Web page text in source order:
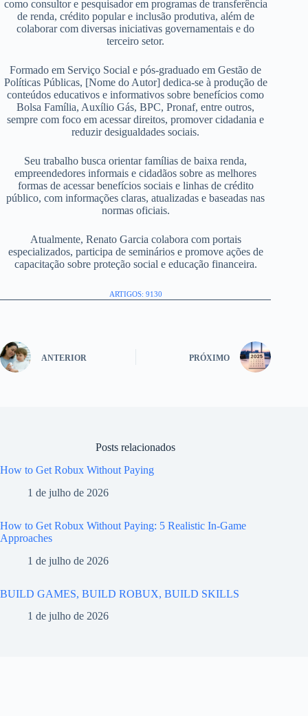
como consultor e pesquisador em programas de transferência
de renda, crédito popular e inclusão produtiva, além de
colaborar com diversas iniciativas governamentais e do
terceiro setor.
Formado em Serviço Social e pós-graduado em Gestão de
Políticas Públicas, [Nome do Autor] dedica-se à produção de
conteúdos educativos e informativos sobre benefícios como
Bolsa Família, Auxílio Gás, BPC, Pronaf, entre outros,
sempre com foco em acessar direitos, promover cidadania e
reduzir desigualdades sociais.
Seu trabalho busca orientar famílias de baixa renda,
empreendedores informais e cidadãos sobre as melhores
formas de acessar benefícios sociais e linhas de crédito
público, com informações claras, atualizadas e baseadas nas
normas oficiais.
Atualmente, Renato Garcia colabora com portais
especializados, participa de seminários e promove ações de
capacitação sobre proteção social e educação financeira.
ARTIGOS: 9130
ANTERIOR PRÓXIMO
Posts relacionados
How to Get Robux Without Paying
1 de julho de 2026
How to Get Robux Without Paying: 5 Realistic In-Game
Approaches
1 de julho de 2026
BUILD GAMES, BUILD ROBUX, BUILD SKILLS
1 de julho de 2026